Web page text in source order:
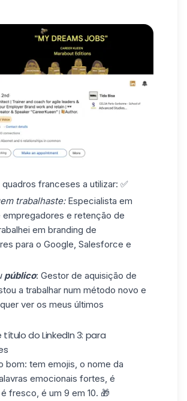
quadros franceses a utilizar: ✅
trabalhaste:Especialista em
empregadores e retenção de
em branding de
para o Google, Salesforce e
público: Gestor de aquisição de
a trabalhar num método novo e
ver os meus últimos
título do LinkedIn 3: para
bom: tem emojis, o nome da
emocionais fortes, é
é fresco, é um 9 em 10. 🎁